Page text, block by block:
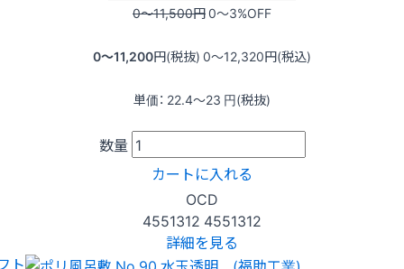
0〜11,500円0〜3%OFF
0〜11,200円(税抜) 0〜12,320円(税込)
単価： 22.4〜23 円(税抜)
数量
カートに入れる
OCD
4551312 4551312
詳細を見る
ト